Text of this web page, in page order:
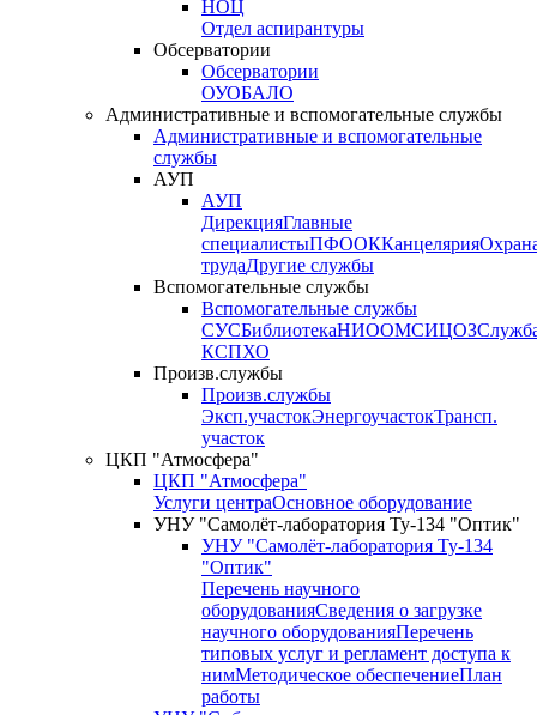
НОЦ
Отдел аспирантуры
Обсерватории
Обсерватории
ОУОБАЛО
Административные и вспомогательные службы
Административные и вспомогательные
службы
АУП
АУП
ДирекцияГлавные
специалистыПФООККанцелярия
трудаДругие службы
Вспомогательные службы
Вспомогательные службы
СУСБиблиотекаНИООМСИЦОЗ
КСПХО
Произв.службы
Произв.службы
Эксп.участокЭнергоучастокТрансп.
участок
ЦКП "Атмосфера"
ЦКП "Атмосфера"
Услуги центраОсновное оборудование
УНУ "Самолёт-лаборатория Ту-134 "Оптик"
УНУ "Самолёт-лаборатория Ту-134
"Оптик"
Перечень научного
оборудованияСведения о загрузке
научного оборудованияПеречень
типовых услуг и регламент доступа к
нимМетодическое обеспечениеПлан
работы